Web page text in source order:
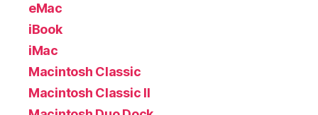
eMac
iBook
iMac
Macintosh Classic
Macintosh Classic II